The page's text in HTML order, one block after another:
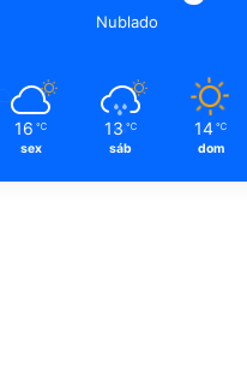
Nublado
16 ℃
sex
13 ℃
sáb
14 ℃
dom